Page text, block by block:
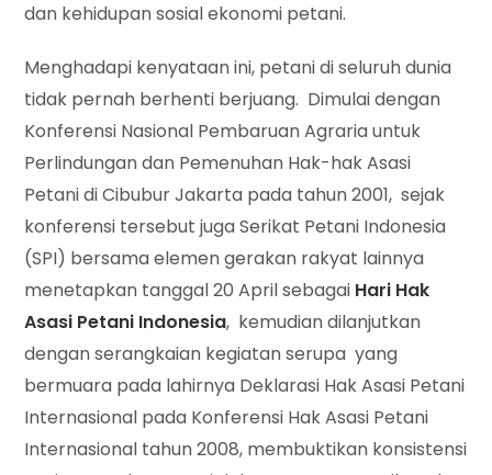
dan kehidupan sosial ekonomi petani.
Menghadapi kenyataan ini, petani di seluruh dunia
tidak pernah berhenti berjuang. Dimulai dengan
Konferensi Nasional Pembaruan Agraria untuk
Perlindungan dan Pemenuhan Hak-hak Asasi
Petani di Cibubur Jakarta pada tahun 2001, sejak
konferensi tersebut juga Serikat Petani Indonesia
(SPI) bersama elemen gerakan rakyat lainnya
menetapkan tanggal 20 April sebagai Hari Hak
Asasi Petani Indonesia, kemudian dilanjutkan
dengan serangkaian kegiatan serupa yang
bermuara pada lahirnya Deklarasi Hak Asasi Petani
Internasional pada Konferensi Hak Asasi Petani
Internasional tahun 2008, membuktikan konsistensi